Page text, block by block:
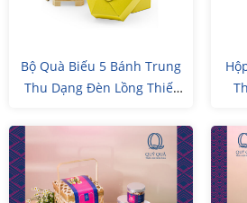
Bộ Quà Biếu 5 Bánh Trung
Thu Dạng Đèn Lồng Thiết